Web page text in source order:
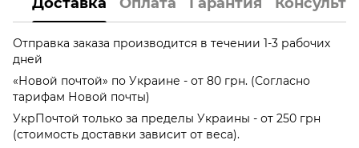
Отправка заказа производится в течении 1-3 рабочих
дней
«Новой почтой» по Украине - от 80 грн. (Согласно
тарифам Новой почты)
УкрПочтой только за пределы Украины - от 250 грн
(стоимость доставки зависит от веса).